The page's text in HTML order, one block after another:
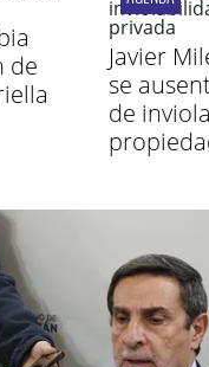
de
Javier
se
de